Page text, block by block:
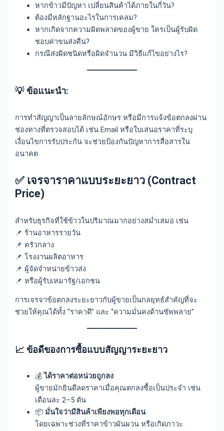
หากข้าวมีปัญหา เปลี่ยนสินค้าได้ภายในกี่วัน?
ต้องมีหลักฐานอะไรในการเคลม?
หากเกิดจากความผิดพลาดของผู้ขาย ใครเป็นผู้รับผิด
ชอบค่าขนส่งคืน?
กรณีส่งผิดชนิดหรือผิดจำนวน มีวิธีแก้ไขอย่างไร?
💡 ข้อแนะนำ:
การทำสัญญาเป็นลายลักษณ์อักษร หรือมีการแจ้งข้อตกลงผ่าน
ช่องทางที่ตรวจสอบได้ เช่น Email หรือใบเสนอราคาที่ระบุ
เงื่อนไขการรับประกัน จะช่วยป้องกันปัญหาการสื่อสารใน
อนาคต
✅ เจรจาราคาแบบระยะยาว (Contract
Price)
สำหรับธุรกิจที่ใช้ข้าวในปริมาณมากอย่างสม่ำเสมอ เช่น
📌 ร้านอาหารรายวัน
📌 ครัวกลาง
📌 โรงงานผลิตอาหาร
📌 ผู้จัดจำหน่ายข้าวส่ง
📌 หรือผู้รับเหมารัฐ/เอกชน
การเจรจาข้อตกลงระยะยาวกับผู้ขายเป็นกลยุทธ์สำคัญที่จะ
ช่วยให้คุณได้ทั้ง “ราคาดี” และ “ความมั่นคงด้านซัพพลาย”
📈 ข้อดีของการซื้อแบบสัญญาระยะยาว
💰ได้ราคาต่อหน่วยถูกลง
ผู้ขายมักยินดีลดราคาเมื่อคุณตกลงซื้อเป็นประจำ เช่น
เดือนละ 2–5 ตัน
📦 มั่นใจว่ามีสินค้าเพียงพอทุกเดือน
โดยเฉพาะช่วงที่ราคาข้าวผันผวน หรือเกิดภาวะ